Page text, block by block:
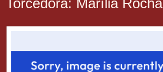
Torcedora: Marília Rocha